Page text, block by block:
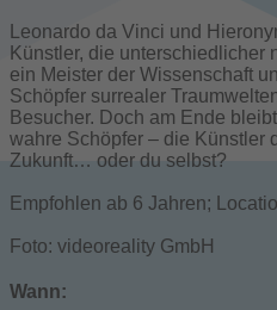
Leonardo da Vinci und
Künstler, die unterschiedlicher
ein Meister der Wissenschaft
Schöpfer surrealer
Besucher. Doch am Ende
wahre Schöpfer – die Künstler
Zukunft… oder du selbst?
Empfohlen ab 6 Jahren;
Foto: videoreality GmbH
Wann: